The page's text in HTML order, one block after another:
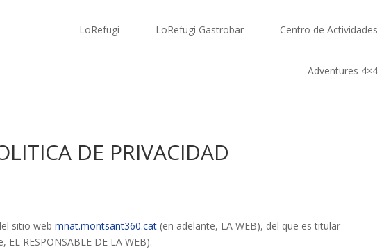
LoRefugi LoRefugi Gastrobar Centro de Actividades
Adventures 4×4
DE PRIVACIDAD
sitio webmnat.montsant360.cat (en adelante, LA WEB), del que es titular
RESPONSABLE DE LA WEB).